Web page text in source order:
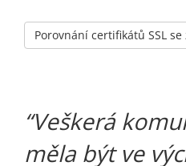
Porovnání certifikátů SSL
Veškerá
měla být ve